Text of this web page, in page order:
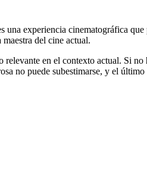
una experiencia cinematográfica
del cine actual.
en el contexto actual. Si
no puede subestimarse, y el